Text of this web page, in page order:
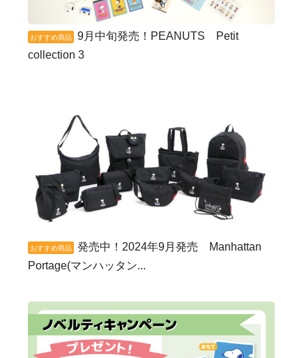
おすすめ商品 9月中旬発売！PEANUTS Petit
collection 3
おすすめ商品 発売中！2024年9月発売 Manhattan
Portage(マンハッタン...